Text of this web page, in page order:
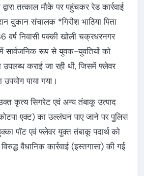
तत्काल मौके पर पहुंचकर रेड कार्रवाई
दुकान संचालक *गिरीश भाठिया पिता
वर्ष निवासी पक्की खोली चक्रधरनगर
में सार्वजनिक रूप से युवक-युवतियों को
उपलब्ध कराई जा रही थी, जिसमें फ्लेवर
पाया गया।
कृत्य सिगरेट एवं अन्य तंबाकू उत्पाद
एक्ट) का उल्लंघन पाए जाने पर पुलिस
पॉट एवं फ्लेवर युक्त तंबाकू पदार्थ को
वैधानिक कार्रवाई (इस्तगासा) की गई